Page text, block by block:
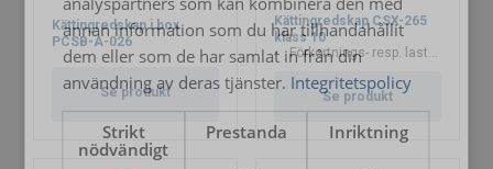
Kättingredskap i box
PCSB-A-026
Se produkt
Kättingredskap CSX-265
klass 10
Förkortnings- resp. lastkrok
Se produkt
annan information som du har tillhandahållit
dem eller som de har samlat in från din
användning av deras tjänster. Integritetspolicy
Strikt
nödvändigt
Prestanda Inriktning